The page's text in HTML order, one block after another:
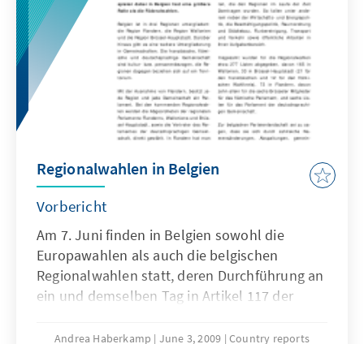
Regionalwahlen in Belgien
Vorbericht
Am 7. Juni finden in Belgien sowohl die
Europawahlen als auch die belgischen
Regionalwahlen statt, deren Durchführung an
ein und demselben Tag in Artikel 117 der
diesem Tag werden sich rund sieben Millionen
Andrea Haberkamp June 3, 2009 Country reports